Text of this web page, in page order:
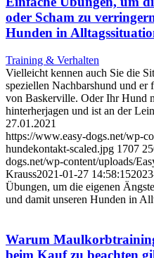
oder Scham zu
Hunden in
Training & Verhalten
Vielleicht kennen auch Sie die
speziellen Nachbarshund und er
von Baskerville. Oder Ihr Hund
hinterherjagen und ist an der
27.01.2021
https://www.easy-dogs.net/wp-
hundekontakt-scaled.jpg 1707
dogs.net/wp-content/uploads/
Krauss2021-01-27 14:58:15
Übungen, um die eigenen
und damit unseren Hunden in
Warum
beim Kauf zu beachten